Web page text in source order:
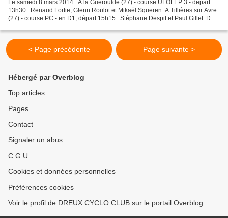
Le samedi 8 mars 2014 : A la Guéroulde (27) - course UFOLEP 3 - départ
13h30 : Renaud Lortie, Glenn Roulot et Mikaël Squeren. A Tillières sur Avre
(27) - course PC - en D1, départ 15h15 : Stéphane Despit et Paul Gillet. D4,
< Page précédente Page suivante >
Hébergé par Overblog
Top articles
Pages
Contact
Signaler un abus
C.G.U.
Cookies et données personnelles
Préférences cookies
Voir le profil de DREUX CYCLO CLUB sur le portail Overblog